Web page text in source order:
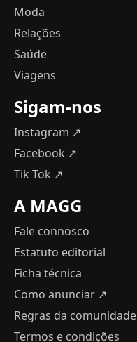
Moda
Relações
Saúde
Viagens
Sigam-nos
Instagram ↗
Facebook ↗
Tik Tok ↗
A MAGG
Fale connosco
Estatuto editorial
Ficha técnica
Como anunciar ↗
Regras da comunidade
Termos e condições